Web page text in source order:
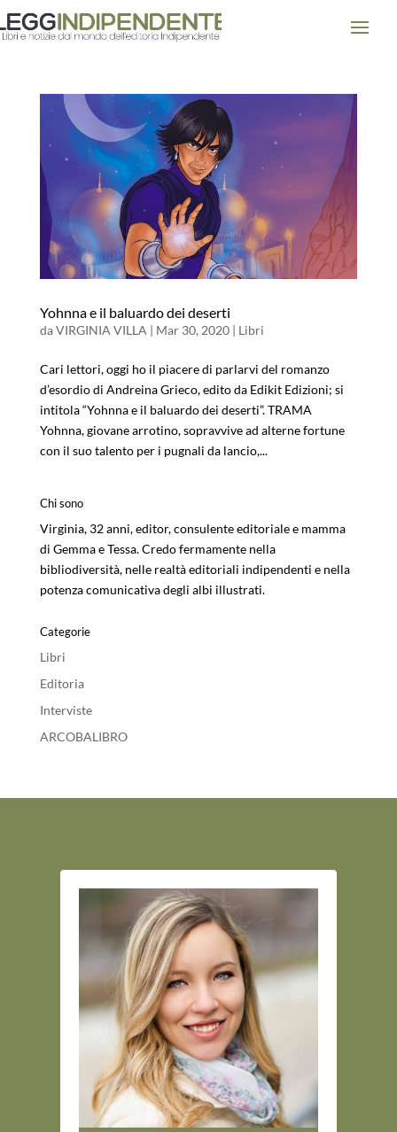
Yohnna e il baluardo dei deserti
daVIRGINIA VILLA | Mar 30, 2020| Libri
Cari lettori, oggi ho il piacere di parlarvi del romanzo
d’esordio di Andreina Grieco, edito da Edikit Edizioni; si
intitola “Yohnna e il baluardo dei deserti”. TRAMA
Yohnna, giovane arrotino, sopravvive ad alterne fortune
con il suo talento per i pugnali da lancio,...
Chi sono
Virginia, 32 anni, editor, consulente editoriale e mamma
di Gemma e Tessa. Credo fermamente nella
bibliodiversità, nelle realtà editoriali indipendenti e nella
potenza comunicativa degli albi illustrati.
Categorie
Libri
Editoria
Interviste
ARCOBALIBRO